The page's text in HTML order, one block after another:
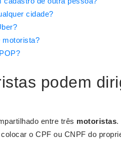
cidade?
motorista?
podem
entre três motoristas.
o CPF ou CNPF do